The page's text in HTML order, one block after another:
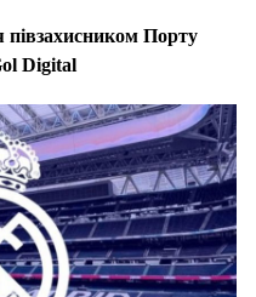
півзахисником Порту
Digital